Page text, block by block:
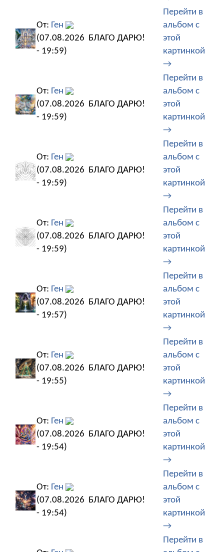
От: Ген
(07.08.2026
- 19:59)
БЛАГО ДАРЮ!
Перейти в
альбом с
этой
картинкой
→
От: Ген
(07.08.2026
- 19:59)
БЛАГО ДАРЮ!
Перейти в
альбом с
этой
картинкой
→
От: Ген
(07.08.2026
- 19:59)
БЛАГО ДАРЮ!
Перейти в
альбом с
этой
картинкой
→
От: Ген
(07.08.2026
- 19:59)
БЛАГО ДАРЮ!
Перейти в
альбом с
этой
картинкой
→
От: Ген
(07.08.2026
- 19:57)
БЛАГО ДАРЮ!
Перейти в
альбом с
этой
картинкой
→
От: Ген
(07.08.2026
- 19:55)
БЛАГО ДАРЮ!
Перейти в
альбом с
этой
картинкой
→
От: Ген
(07.08.2026
- 19:54)
БЛАГО ДАРЮ!
Перейти в
альбом с
этой
картинкой
→
От: Ген
(07.08.2026
- 19:54)
БЛАГО ДАРЮ!
Перейти в
альбом с
этой
картинкой
→
Перейти в